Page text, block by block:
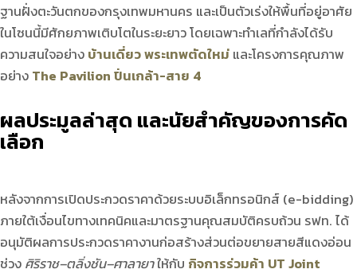
ฐานฝั่งตะวันตกของกรุงเทพมหานคร และเป็นตัวเร่งให้พื้นที่อยู่อาศัย
ในโซนนี้มีศักยภาพเติบโตในระยะยาว โดยเฉพาะทำเลที่กำลังได้รับ
ความสนใจอย่าง บ้านเดี่ยว พระเทพตัดใหม่ และโครงการคุณภาพ
อย่าง The Pavilion ปิ่นเกล้า-สาย 4
ผลประมูลล่าสุด และนัยสำคัญของการคัด
เลือก
หลังจากการเปิดประกวดราคาด้วยระบบอิเล็กทรอนิกส์ (e-bidding)
ภายใต้เงื่อนไขทางเทคนิคและมาตรฐานคุณสมบัติครบถ้วน รฟท. ได้
อนุมัติผลการประกวดราคางานก่อสร้างส่วนต่อขยายสายสีแดงอ่อน
ช่วง ศิริราช–ตลิ่งชัน–ศาลายาให้กับ กิจการร่วมค้า UT Joint